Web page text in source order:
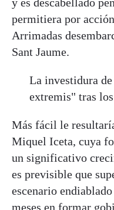
permitiera por
Arrimadas
Sant Jaume.
La investidura
extremis" tras
Más fácil le
Miquel Iceta, cuya
un significativo
es previsible que
escenario
meses en formar